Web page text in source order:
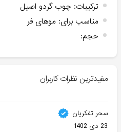
ترکیبات: چوب گردو اصیل
مناسب برای: موهای فر
حجم:
مفیدترین نظرات کاربران
سحر تفکریان
23 دی 1402